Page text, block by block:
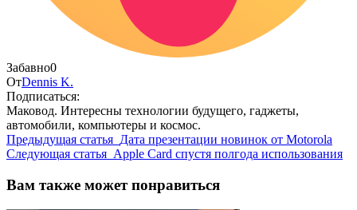
Забавно0
ОтDennis K.
Подписаться:
Маковод. Интересны технологии будущего, гаджеты,
автомобили, компьютеры и космос.
Предыдущая статья Дата презентации новинок от Motorola
Следующая статья Apple Card спустя полгода использования
Вам также может понравиться